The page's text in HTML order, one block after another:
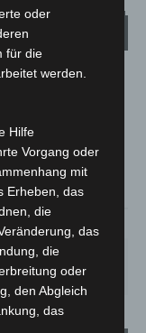
20
17.7°
9%
DI.
22° 26
oder
für die
werden.
Hilfe
Vorgang oder
mit
Erheben, das
die
das
die
oder
den Abgleich
das